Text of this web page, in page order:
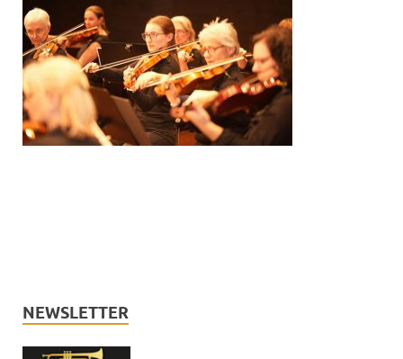
NEWSLETTER